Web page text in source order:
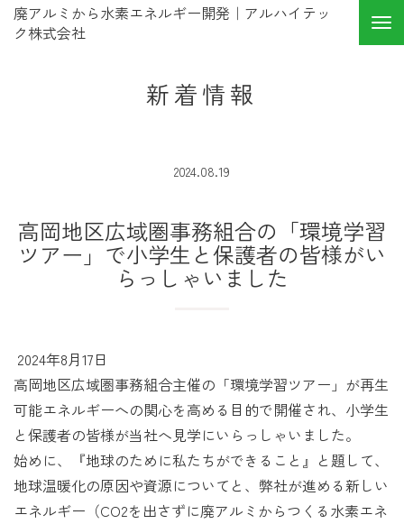
廃アルミから水素エネルギー開発｜アルハイテッ
ク株式会社
新着情報
2024.08.19
高岡地区広域圏事務組合の「環境学習
ツアー」で小学生と保護者の皆様がい
らっしゃいました
2024年8月17日
高岡地区広域圏事務組合主催の「環境学習ツアー」が再生
可能エネルギーへの関心を高める目的で開催され、小学生
と保護者の皆様が当社へ見学にいらっしゃいました。
始めに、『地球のために私たちができること』と題して、
地球温暖化の原因や資源についてと、弊社が進める新しい
エネルギー（CO2を出さずに廃アルミからつくる水素エネ